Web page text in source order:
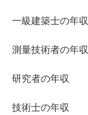
一級建築士の年収
測量技術者の年収
研究者の年収
技術士の年収